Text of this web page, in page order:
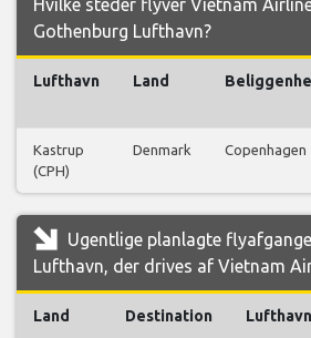
Gothenburg Lufthavn?
Lufthavn Land
Kastrup
(CPH)
Denmark Copenhagen
Ugentlige planlagte
Lufthavn, der drives af Vietnam
Land Destination Lufthavn